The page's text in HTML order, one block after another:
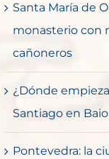
Santa María de
monasterio con
cañoneros
¿Dónde
Santiago en
Pontevedra: la